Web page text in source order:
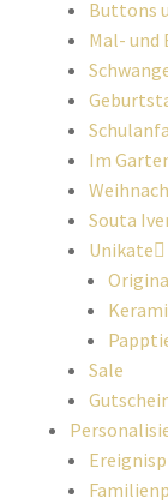
Buttons
Mal- und
Im
Souta
Unikate
Sale